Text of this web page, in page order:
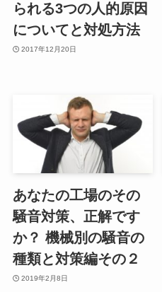
られる3つの人的原因
についてと対処方法
2017年12月20日
あなたの工場のその
騒音対策、正解です
か？ 機械別の騒音の
種類と対策編その２
2019年2月8日